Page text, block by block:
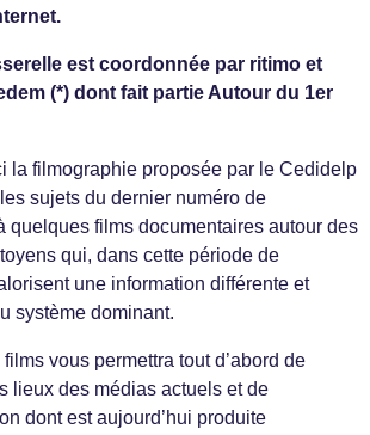
est coordonnée par ritimo et
(*) dont fait partie Autour du 1er
la filmographie proposée par le Cedidelp
sujets du dernier numéro de
quelques films documentaires autour des
qui, dans cette période de
une information différente et
système dominant.
vous permettra tout d’abord de
lieux des médias actuels et de
dont est aujourd’hui produite